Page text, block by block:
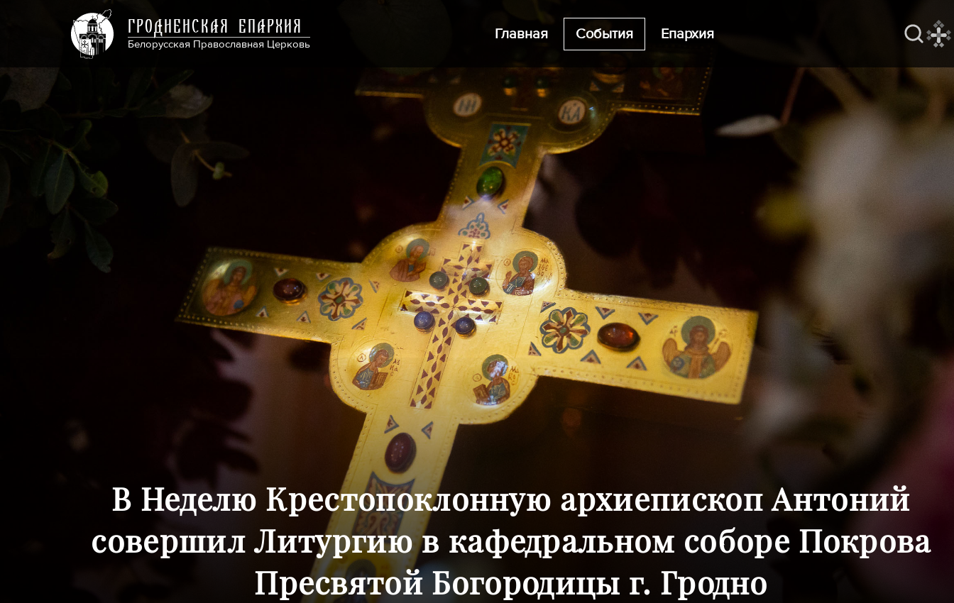
ГРОДНЕНСКАЯ ЕПАРХИЯ
Белорусская Православная Церковь
Главная События Епархия
В Неделю Крестопоклонную архиепископ Антоний
совершил Литургию в кафедральном соборе Покрова
Пресвятой Богородицы г. Гродно